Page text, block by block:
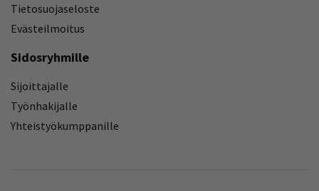
Tietosuojaseloste
Evästeilmoitus
Sidosryhmille
Sijoittajalle
Työnhakijalle
Yhteistyökumppanille